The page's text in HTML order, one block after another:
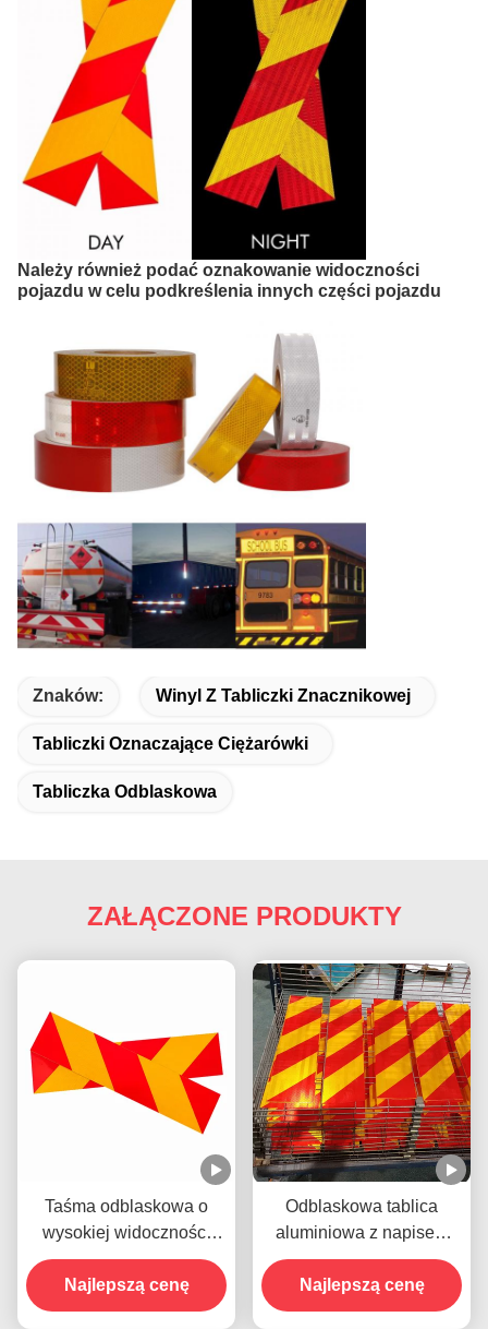
Należy również podać oznakowanie widoczności
pojazdu w celu podkreślenia innych części pojazdu
Znaków: Winyl Z Tabliczki Znacznikowej
Tabliczki Oznaczające Ciężarówki
Tabliczka Odblaskowa
ZAŁĄCZONE PRODUKTY
Taśma odblaskowa o
wysokiej widoczności
widoczności pojazdów
dla bezpieczeństwa
ruchu drogowego
Najlepszą cenę
Odblaskowa tablica
aluminiowa z napisem
ostrzegawczym dla
pojazdów ciężkich
Najlepszą cenę